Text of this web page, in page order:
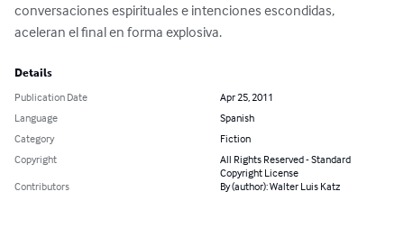
conversaciones espirituales e intenciones escondidas,
aceleran el final en forma explosiva.
Details
Publication Date
Apr 25, 2011
Language
Spanish
Category
Fiction
Copyright
All Rights Reserved - Standard
Copyright License
Contributors
By (author): Walter Luis Katz